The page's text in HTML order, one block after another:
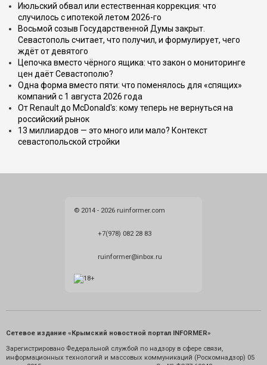
Июльский обвал или естественная коррекция: что
случилось с ипотекой летом 2026-го
Восьмой созыв Государственной Думы закрыт.
Севастополь считает, что получил, и формулирует, чего
ждёт от девятого
Цепочка вместо чёрного ящика: что закон о мониторинге
цен даёт Севастополю?
Одна форма вместо пяти: что поменялось для «спящих»
компаний с 1 августа 2026 года
От Renault до McDonald's: кому теперь не вернуться на
российский рынок
13 миллиардов — это много или мало? Контекст
севастопольской стройки
© 2014 - 2026 ruinformer.com
+7(978) 082 28 83
ruinformer@inbox.ru
Сетевое издание «Крымский новостной портал INFORMER»
Зарегистрировано Федеральной службой по надзору в сфере связи,
информационных технологий и массовых коммуникаций (Роскомнадзор) 05